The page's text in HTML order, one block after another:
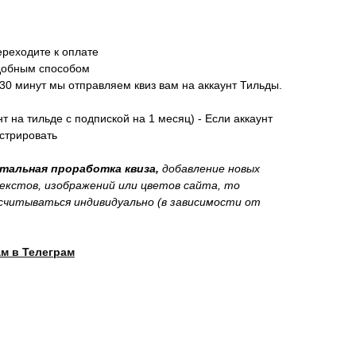
к оплате
способом
минут мы отправляем квиз вам на аккаунт Тильды.
на тильде с подпиской на 1 месяц) - Если аккаунт
проработка квиза, добавление новых
изображений или цветов сайта, то
индивидуально (в зависимости от
в Телеграм